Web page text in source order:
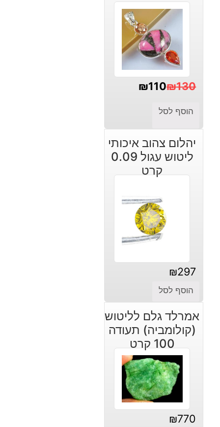
₪130
המקורי
היה:
₪130.
₪110
הנוכחי
הוא:
₪110.
הוסף לסל
יהלום צהוב איכותי
ליטוש עגול 0.09
קרט
₪297
הוסף לסל
אמרלד גלם לליטוש
(קולומביה) תעודה
100 קרט
₪770